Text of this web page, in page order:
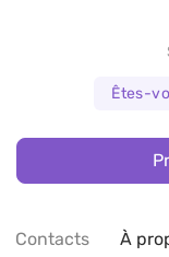
Êtes-
Contacts À